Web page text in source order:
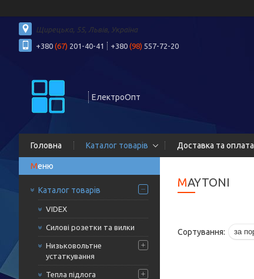
Щирецька, 55, Львів, Україна
+380 (67) 201-40-41 +380 (98) 557-72-20
ЕлектроОпт
Головна Каталог товарів Доставка та оплата
Каталог товарів
VIDEX
Силові розетки та вилки
Низьковольтне
устаткування
Тепла підлога
MAYTONI